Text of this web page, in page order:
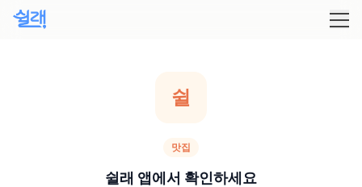
쉴
맛집
쉴래 앱에서 확인하세요